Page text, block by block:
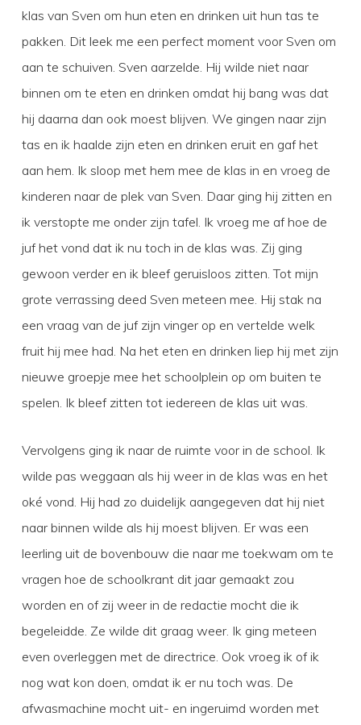
klas van Sven om hun eten en drinken uit hun tas te
pakken. Dit leek me een perfect moment voor Sven om
aan te schuiven. Sven aarzelde. Hij wilde niet naar
binnen om te eten en drinken omdat hij bang was dat
hij daarna dan ook moest blijven. We gingen naar zijn
tas en ik haalde zijn eten en drinken eruit en gaf het
aan hem. Ik sloop met hem mee de klas in en vroeg de
kinderen naar de plek van Sven. Daar ging hij zitten en
ik verstopte me onder zijn tafel. Ik vroeg me af hoe de
juf het vond dat ik nu toch in de klas was. Zij ging
gewoon verder en ik bleef geruisloos zitten. Tot mijn
grote verrassing deed Sven meteen mee. Hij stak na
een vraag van de juf zijn vinger op en vertelde welk
fruit hij mee had. Na het eten en drinken liep hij met zijn
nieuwe groepje mee het schoolplein op om buiten te
spelen. Ik bleef zitten tot iedereen de klas uit was.
Vervolgens ging ik naar de ruimte voor in de school. Ik
wilde pas weggaan als hij weer in de klas was en het
oké vond. Hij had zo duidelijk aangegeven dat hij niet
naar binnen wilde als hij moest blijven. Er was een
leerling uit de bovenbouw die naar me toekwam om te
vragen hoe de schoolkrant dit jaar gemaakt zou
worden en of zij weer in de redactie mocht die ik
begeleidde. Ze wilde dit graag weer. Ik ging meteen
even overleggen met de directrice. Ook vroeg ik of ik
nog wat kon doen, omdat ik er nu toch was. De
afwasmachine mocht uit- en ingeruimd worden met